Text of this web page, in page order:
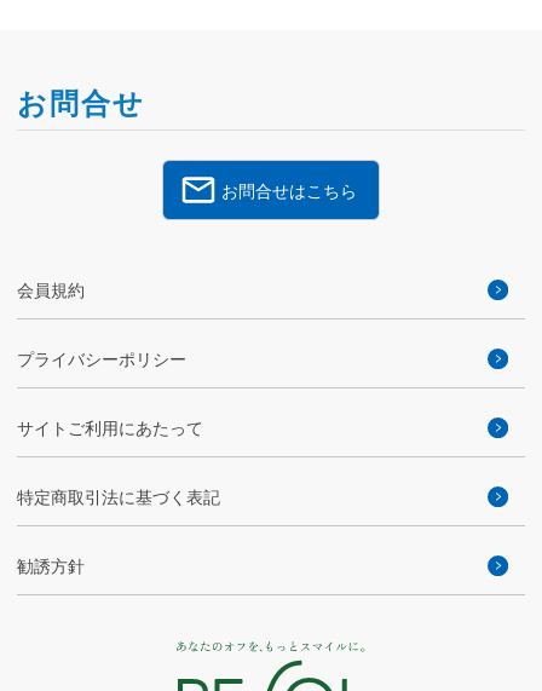
お問合せ
お問合せはこちら
会員規約
プライバシーポリシー
サイトご利用にあたって
特定商取引法に基づく表記
勧誘方針